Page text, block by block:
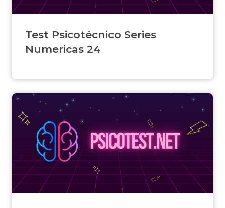
Test Psicotécnico Series
Numericas 24